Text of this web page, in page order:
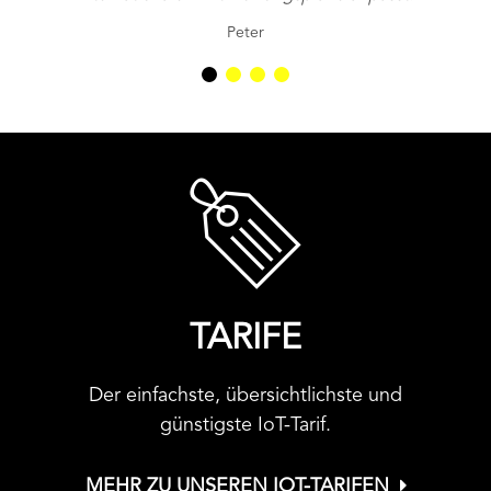
Peter
TARIFE
Der einfachste, übersichtlichste und
günstigste IoT-Tarif.
MEHR ZU UNSEREN IOT-TARIFEN